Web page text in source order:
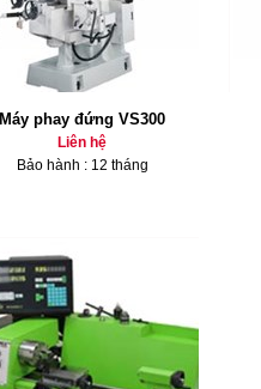
Máy phay đứng VS300
Liên hệ
Bảo hành : 12 tháng